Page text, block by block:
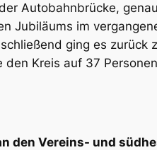
Autobahnbrücke,
Jubiläums im
ging es zurück
Kreis auf 37
den Vereins- und